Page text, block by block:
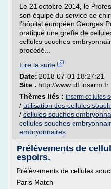
Le 21 octobre 2014, le
son équipe du service de
l'hôpital européen Georges
pratiqué une greffe de
cellules souches
procédé...
Lire la suite
Date: 2018-07-01 18:27:21
Site : http://www.idf.inserm.fr
Thèmes liés : inserm cellules
/ utilisation des cellules
/ cellules souches
cellules souches
embryonnaires
Prélèvements de
espoirs.
Prélèvements de cellules
Paris Match